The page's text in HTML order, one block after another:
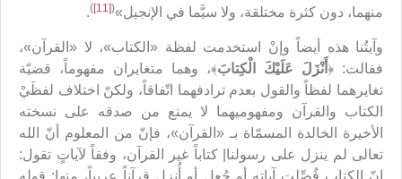
منهما، دون كثرة مختلقة، ولا سيَّما في الإنجيل»(
[11]
)
.
وآيتُنا هذه أيضاً وإنْ استخدمت لفظة «الكتاب»، لا «القرآن»،
فقالت: ﴿أَنْزَلَ عَلَيْكَ الْكِتابَ﴾، وهما متغايران مفهوماً، قضيّة
تغايرهما لفظاً والقول بعدم ترادفهما اتّفاقاً، ولكنّ اختلاف لفظَيْ
الكتاب والقرآن ومفهوميهما لا يمنع من صدقه على نسخته
الأخيرة الخالدة المسمّاة بـ «القرآن»، فإنّ من المعلوم أنّ الله
تعالى لم‌ ينزل على رسولنا| كتاباً غير القرآن، وفقاً لآياتٍ تقول:
إنّ الكتاب فُصِّلت آياته أو جُعِل أو أُنزل قرآناً عربياً، منها: قوله